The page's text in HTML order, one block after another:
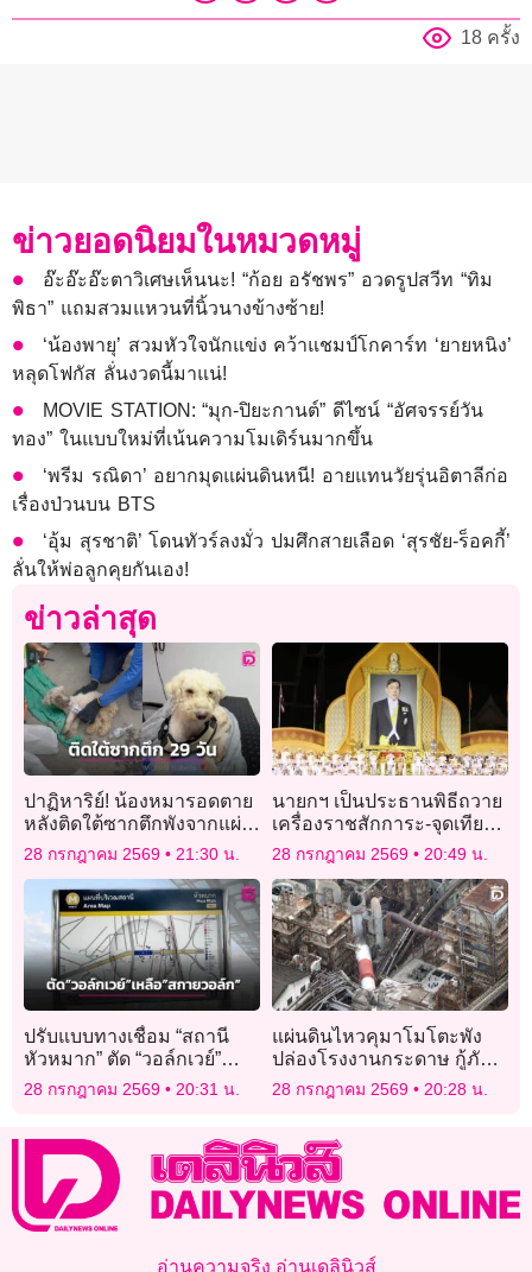
18 ครั้ง
ข่าวยอดนิยมในหมวดหมู่
อ๊ะอ๊ะอ๊ะตาวิเศษเห็นนะ! “ก้อย อรัชพร” อวดรูปสวีท “ทิม
พิธา” แถมสวมแหวนที่นิ้วนางข้างซ้าย!
‘น้องพายุ’ สวมหัวใจนักแข่ง คว้าแชมป์โกคาร์ท ‘ยายหนิง’
หลุดโฟกัส ลั่นงวดนี้มาแน่!
MOVIE STATION: “มุก-ปิยะกานต์” ดีไซน์ “อัศจรรย์วัน
ทอง” ในแบบใหม่ที่เน้นความโมเดิร์นมากขึ้น
‘พรีม รณิดา’ อยากมุดแผ่นดินหนี! อายแทนวัยรุ่นอิตาลีก่อ
เรื่องป่วนบน BTS
‘อุ้ม สุรชาติ’ โดนทัวร์ลงมั่ว ปมศึกสายเลือด ‘สุรชัย-ร็อคกี้’
ลั่นให้พ่อลูกคุยกันเอง!
ข่าวล่าสุด
ปาฏิหาริย์! น้องหมารอดตาย
หลังติดใต้ซากตึกพังจากแผ่น
ดินไหวเวเนซุเอลานาน 29
28 กรกฎาคม 2569 21:30 น.
นายกฯ เป็นประธานพิธีถวาย
เครื่องราชสักการะ-จุดเทียน
ถวายพระพรชัยมงคลเฉลิม
พระชนมพรรษาพระบาท
สมเด็จพระเจ้าอยู่หัว
28 กรกฎาคม 2569 20:49 น.
ปรับแบบทางเชื่อม “สถานี
หัวหมาก” ตัด “วอล์กเวย์”
เหลือแค่ “สกายวอล์ก”
28 กรกฎาคม 2569 20:31 น.
แผ่นดินไหวคุมาโมโตะพัง
ปล่องโรงงานกระดาษ กู้ภัย
เร่งค้นหาผู้สูญหาย
28 กรกฎาคม 2569 20:28 น.
อ่านความจริง อ่านเดลินิวส์